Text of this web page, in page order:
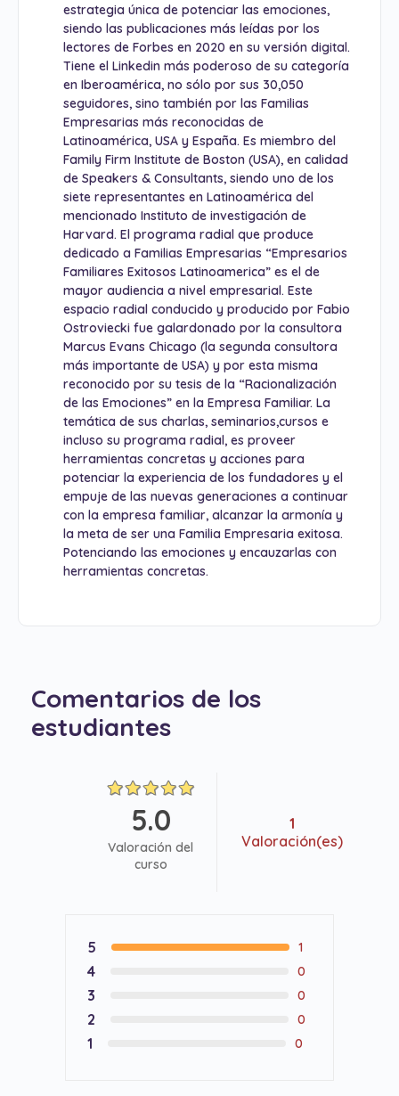
estrategia única de potenciar las emociones,
siendo las publicaciones más leídas por los
lectores de Forbes en 2020 en su versión digital.
Tiene el Linkedin más poderoso de su categoría
en Iberoamérica, no sólo por sus 30,050
seguidores, sino también por las Familias
Empresarias más reconocidas de
Latinoamérica, USA y España. Es miembro del
Family Firm Institute de Boston (USA), en calidad
de Speakers & Consultants, siendo uno de los
siete representantes en Latinoamérica del
mencionado Instituto de investigación de
Harvard. El programa radial que produce
dedicado a Familias Empresarias “Empresarios
Familiares Exitosos Latinoamerica” es el de
mayor audiencia a nivel empresarial. Este
espacio radial conducido y producido por Fabio
Ostroviecki fue galardonado por la consultora
Marcus Evans Chicago (la segunda consultora
más importante de USA) y por esta misma
reconocido por su tesis de la “Racionalización
de las Emociones” en la Empresa Familiar. La
temática de sus charlas, seminarios,cursos e
incluso su programa radial, es proveer
herramientas concretas y acciones para
potenciar la experiencia de los fundadores y el
empuje de las nuevas generaciones a continuar
con la empresa familiar, alcanzar la armonía y
la meta de ser una Familia Empresaria exitosa.
Potenciando las emociones y encauzarlas con
herramientas concretas.
Comentarios de los
estudiantes
5.0
Valoración del
curso
1
Valoración(es)
5 1
4 0
3 0
2 0
1 0